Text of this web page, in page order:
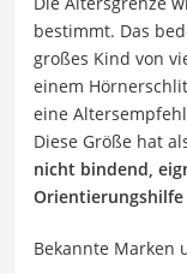
bestimmt. Das
großes Kind von
einem
eine
Diese Größe hat
nicht bindend,
Bekannte Marken